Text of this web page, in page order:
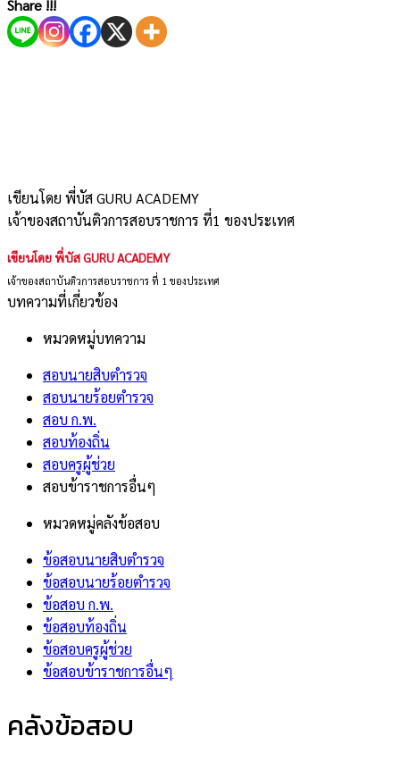
Share !!!
เขียนโดย พี่บัส GURU ACADEMY
เจ้าของสถาบันติวการสอบราชการ ที่1 ของประเทศ
เขียนโดย พี่บัส GURU ACADEMY
เจ้าของสถาบันติวการสอบราชการ ที่ 1 ของประเทศ
บทความที่เกี่ยวข้อง
หมวดหมู่บทความ
สอบนายสิบตำรวจ
สอบนายร้อยตำรวจ
สอบ ก.พ.
สอบท้องถิ่น
สอบครูผู้ช่วย
สอบข้าราชการอื่นๆ
หมวดหมู่คลังข้อสอบ
ข้อสอบนายสิบตำรวจ
ข้อสอบนายร้อยตำรวจ
ข้อสอบ ก.พ.
ข้อสอบท้องถิ่น
ข้อสอบครูผู้ช่วย
ข้อสอบข้าราชการอื่นๆ
คลังข้อสอบ